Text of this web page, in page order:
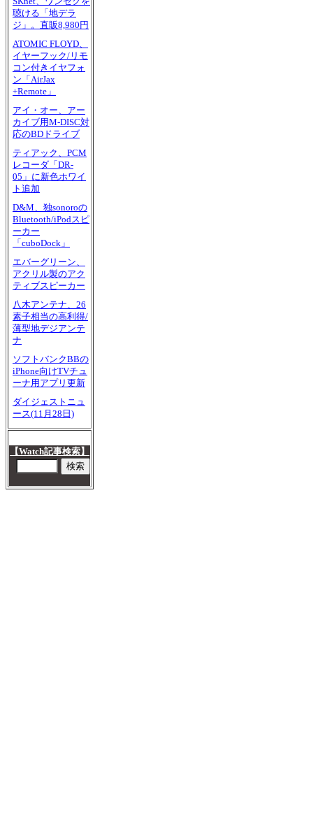
聴ける「地デラ
ジ」。直販8,980円
ATOMIC FLOYD、
イヤーフック/リモ
コン付きイヤフォ
ン「AirJax
+Remote」
アイ・オー、アー
カイブ用M-DISC対
応のBDドライブ
ティアック、PCM
レコーダ「DR-
05」に新色ホワイ
ト追加
D&M、独sonoroの
Bluetooth/iPodスピ
ーカー
「cuboDock」
エバーグリーン、
アクリル製のアク
ティブスピーカー
八木アンテナ、26
素子相当の高利得/
薄型地デジアンテ
ナ
ソフトバンクBBの
iPhone向けTVチュ
ーナ用アプリ更新
ダイジェストニュ
ース(11月28日)
【Watch記事検索】